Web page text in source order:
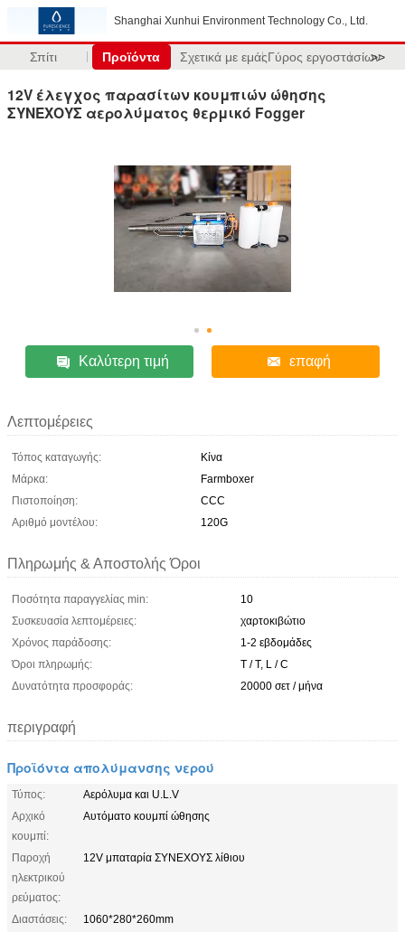
Shanghai Xunhui Environment Technology Co., Ltd.
Σπίτι Προϊόντα Σχετικά με εμάςΓύρος εργοστασίων
>>
12V έλεγχος παρασίτων κουμπιών ώθησης
ΣΥΝΕΧΟΥΣ αερολύματος θερμικό Fogger
Καλύτερη τιμή επαφή
Λεπτομέρειες
Τόπος καταγωγής:
Κίνα
Μάρκα:
Farmboxer
Πιστοποίηση:
CCC
Αριθμό μοντέλου:
120G
Πληρωμής & Αποστολής Όροι
Ποσότητα παραγγελίας min:
10
Συσκευασία λεπτομέρειες:
χαρτοκιβώτιο
Χρόνος παράδοσης:
1-2 εβδομάδες
Όροι πληρωμής:
T / T, L / C
Δυνατότητα προσφοράς:
20000 σετ / μήνα
περιγραφή
Προϊόντα απολύμανσης νερού
Τύπος:
Αερόλυμα και U.L.V
Αρχικό
κουμπί:
Αυτόματο κουμπί ώθησης
Παροχή
ηλεκτρικού
ρεύματος:
12V μπαταρία ΣΥΝΕΧΟΥΣ λίθιου
Διαστάσεις:
1060*280*260mm